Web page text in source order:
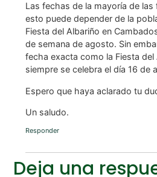
Las fechas de la mayoría de
esto puede depender de la
Fiesta del Albariño en
de semana de agosto. Sin
fecha exacta como la Fiesta del
siempre se celebra el día 16 de
Espero que haya aclarado tu
Un saludo.
Responder
Deja una